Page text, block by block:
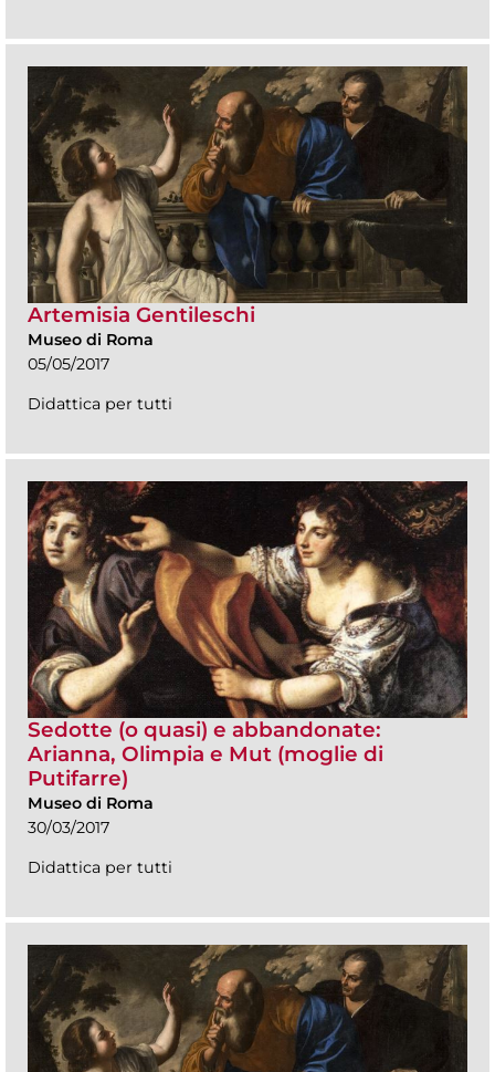
Artemisia Gentileschi
Museo di Roma
05/05/2017
Didattica per tutti
Sedotte (o quasi) e abbandonate:
Arianna, Olimpia e Mut (moglie di
Putifarre)
Museo di Roma
30/03/2017
Didattica per tutti